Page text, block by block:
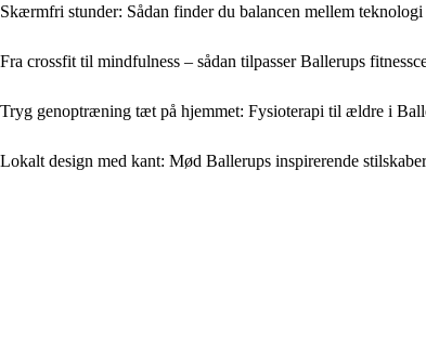
Skærmfri stunder: Sådan finder du balancen mellem
Fra crossfit til mindfulness – sådan tilpasser Ballerups
Tryg genoptræning tæt på hjemmet: Fysioterapi til ældre i
Lokalt design med kant: Mød Ballerups inspirerende